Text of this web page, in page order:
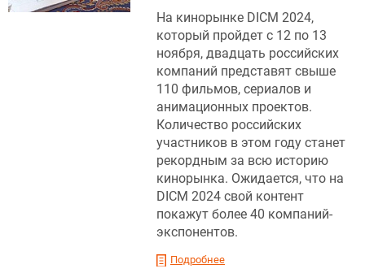
На кинорынке DICM 2024,
который пройдет с 12 по 13
ноября, двадцать российских
компаний представят свыше
110 фильмов, сериалов и
анимационных проектов.
Количество российских
участников в этом году станет
рекордным за всю историю
кинорынка. Ожидается, что на
DICM 2024 свой контент
покажут более 40 компаний-
экспонентов.
Подробнее